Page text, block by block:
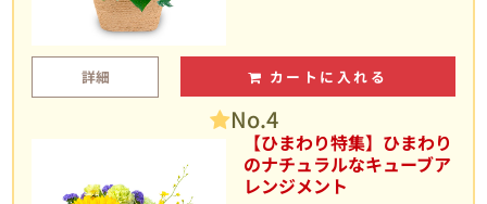
詳細 カートに入れる
No.4
【ひまわり特集】ひまわり
のナチュラルなキューブア
レンジメント